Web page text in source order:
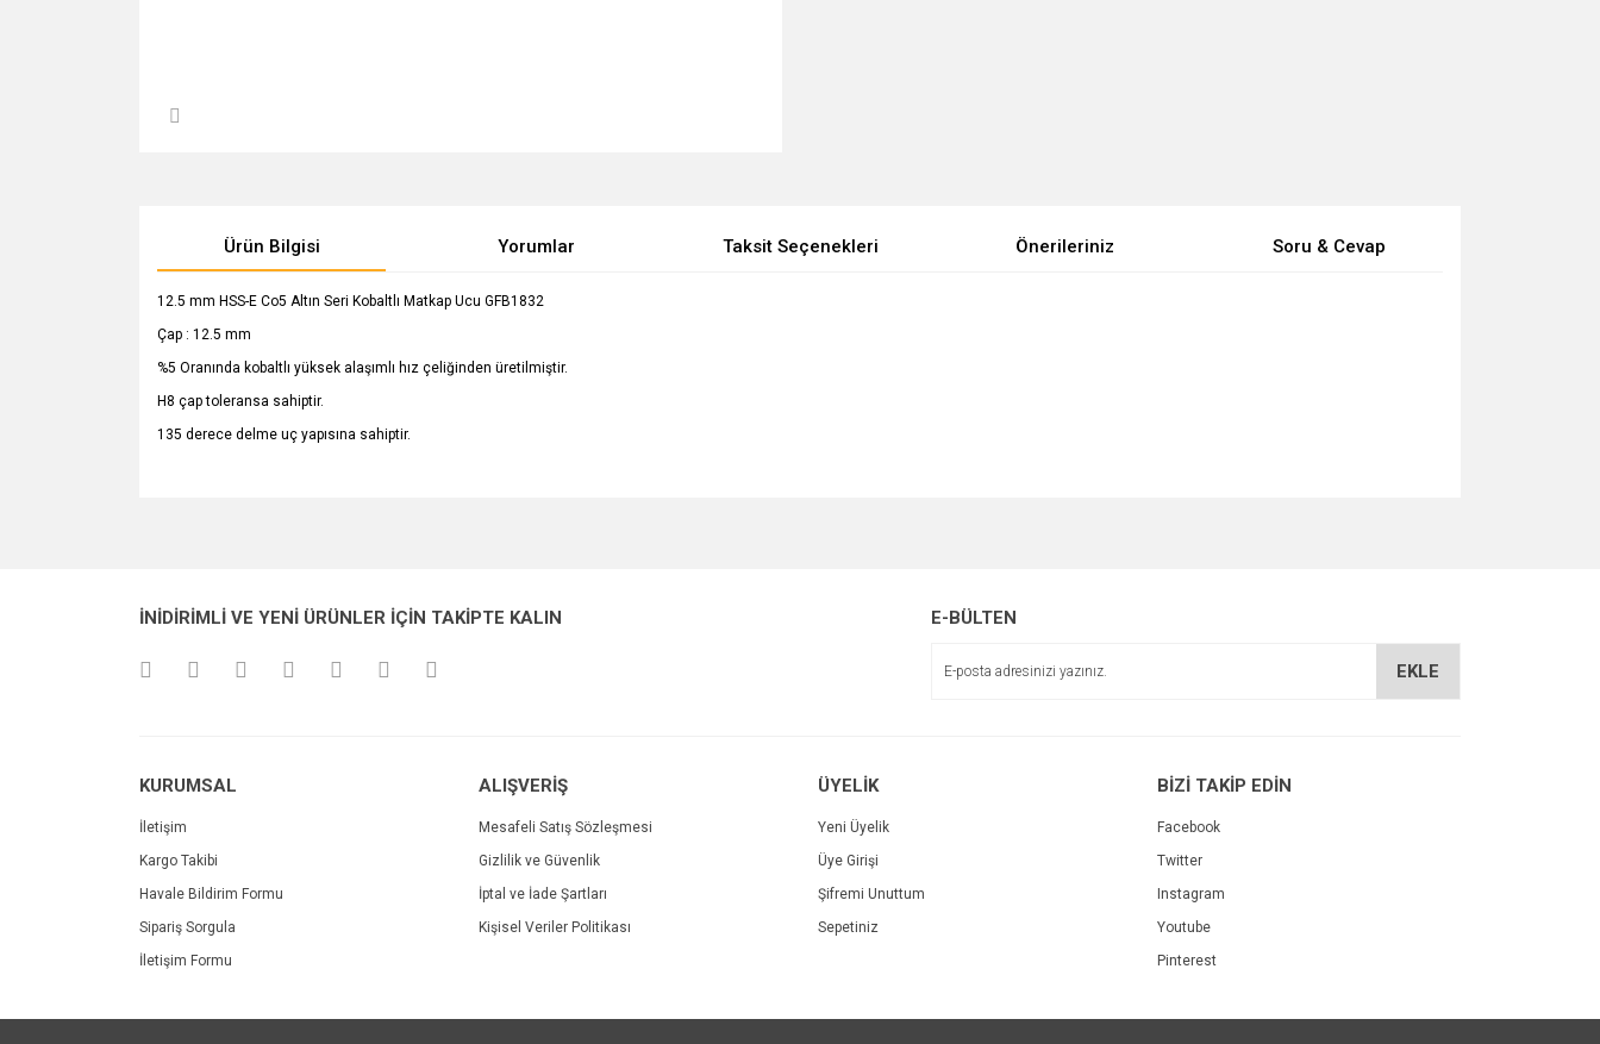
Ürün Bilgisi Yorumlar Taksit Seçenekleri Önerileriniz Soru & Cevap
12.5 mm HSS-E Co5 Altın Seri Kobaltlı Matkap Ucu GFB1832
Çap : 12.5 mm
%5 Oranında kobaltlı yüksek alaşımlı hız çeliğinden üretilmiştir.
H8 çap toleransa sahiptir.
135 derece delme uç yapısına sahiptir.
Ürün açıklamasında eksik bilgiler bulunuyor.
İNİDİRİMLİ VE YENİ ÜRÜNLER İÇİN TAKİPTE KALIN E-BÜLTEN
EKLE
KURUMSAL
İletişim
Kargo Takibi
Havale Bildirim Formu
Sipariş Sorgula
İletişim Formu
ALIŞVERİŞ
Mesafeli Satış Sözleşmesi
Gizlilik ve Güvenlik
İptal ve İade Şartları
Kişisel Veriler Politikası
ÜYELİK
Yeni Üyelik
Üye Girişi
Şifremi Unuttum
Sepetiniz
BİZİ TAKİP EDİN
Facebook
Twitter
Instagram
Youtube
Pinterest